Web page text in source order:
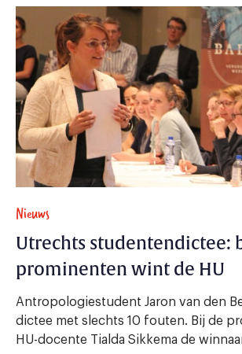
Nieuws
Utrechts studentendictee:
prominenten wint de HU
Antropologiestudent Jaron van den
dictee met slechts 10 fouten. Bij de
HU-docente Tialda Sikkema de